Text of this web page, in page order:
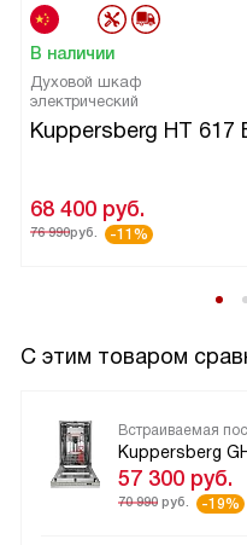
В наличии
Духовой шкаф
электрический
Kuppersberg HT 617
68 400 руб.
76 990руб. -11%
С этим товаром
Встраиваемая
Kuppersberg
57 300 руб.
70 990 руб. -19%